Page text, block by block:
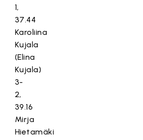
1,
37.44
Karoliina
Kujala
(Elina
Kujala)
3-
2,
39.16
Mirja
Hietamäki